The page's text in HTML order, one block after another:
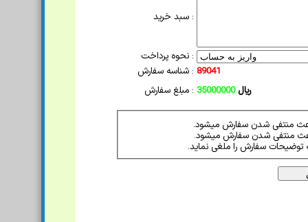
سبد خرید :
نحوه پرداخت :
شناسه سفارش : 89041
مبلغ سفارش : 35000000 ریال